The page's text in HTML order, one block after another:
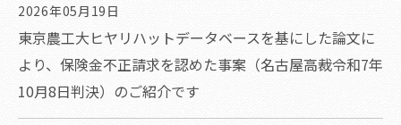
2026年05月19日
東京農工大ヒヤリハットデータベースを基にした論文に
より、保険金不正請求を認めた事案（名古屋高裁令和7年
10月8日判決）のご紹介です